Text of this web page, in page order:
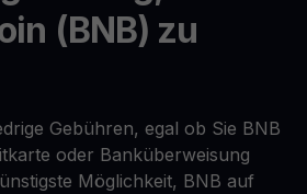
(BNB) zu
Gebühren, egal ob Sie BNB
oder Banküberweisung
Möglichkeit, BNB auf